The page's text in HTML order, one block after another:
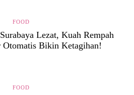
FOOD
Lezat, Kuah Rempah
Otomatis Bikin Ketagihan!
FOOD